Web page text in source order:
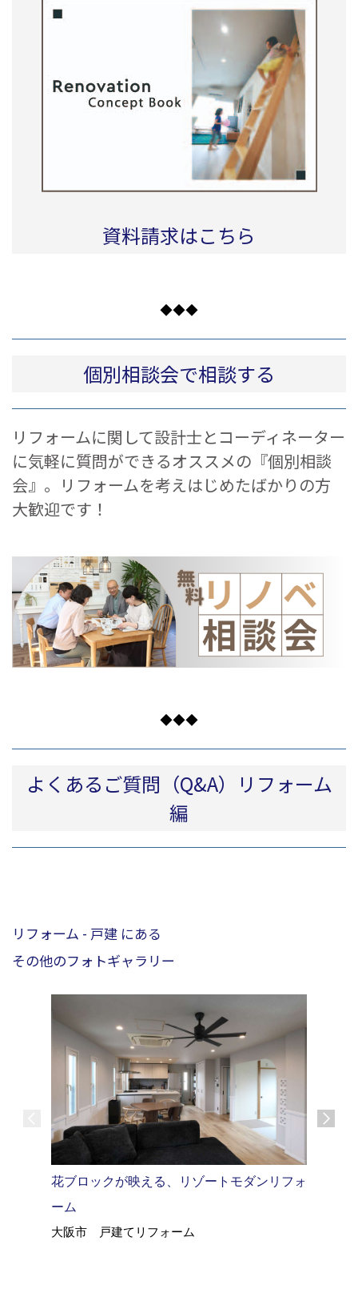
資料請求はこちら
◆◆◆
個別相談会で相談する
リフォームに関して設計士とコーディネーター
に気軽に質問ができるオススメの『個別相談
会』。リフォームを考えはじめたばかりの方
大歓迎です！
◆◆◆
よくあるご質問（Q&A）リフォーム
編
リフォーム - 戸建 にある
その他のフォトギャラリー
花ブロックが映える、リゾートモダンリフォ
ーム
大阪市 戸建てリフォーム